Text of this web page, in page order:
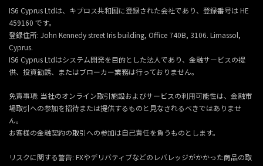
IS6 Cyprus Ltdは、キプロス共和国に登録された会社であり、登録番号は HE
459160 です。
登録住所: John Kennedy street Iris building, Office 740B, 3106. Limassol,
Cyprus.
IS6 Cyprus Ltdはシステム開発を目的とした法人であり、金融サービスの提
供、投資勧誘、またはブローカー業務は行っておりません。
免責事項: 当社のオンライン取引施設およびサービスの利用可能性は、金融市
場取引への参加を招待または提供するものと見なされるべきではありませ
ん。
お客様の金融契約の取引への参加は自己責任を負うものとします。
リスクに関する警告: FXやデリバティブなどのレバレッジがかかった商品の取